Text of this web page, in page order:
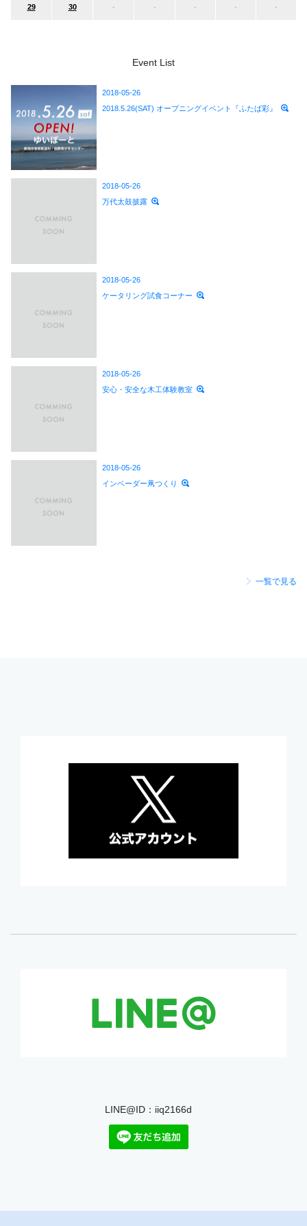
29 30 - - - - -
Event List
2018-05-26
2018.5.26(SAT) オープニングイベント『ふたば彩』
2018-05-26
万代太鼓披露
2018-05-26
ケータリング試食コーナー
2018-05-26
安心・安全な木工体験教室
2018-05-26
インベーダー凧つくり
一覧で見る
LINE@ID：iiq2166d